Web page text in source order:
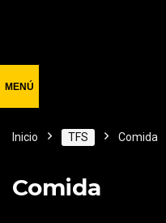
Inicio TFS Comida
Comida